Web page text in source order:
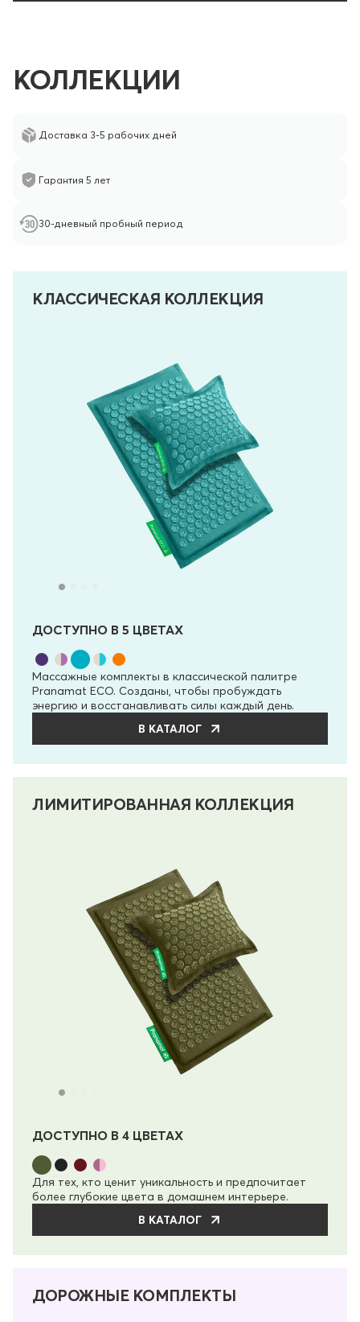
КОЛЛЕКЦИИ
Доставка 3-5 рабочих дней
Гарантия 5 лет
30-дневный пробный период
КЛАССИЧЕСКАЯ КОЛЛЕКЦИЯ
ДОСТУПНО В 5 ЦВЕТАХ
Массажные комплекты в классической палитре
Pranamat ECO. Созданы, чтобы пробуждать
энергию и восстанавливать силы каждый день.
В КАТАЛОГ
ЛИМИТИРОВАННАЯ КОЛЛЕКЦИЯ
ДОСТУПНО В 4 ЦВЕТАХ
Для тех, кто ценит уникальность и предпочитает
более глубокие цвета в домашнем интерьере.
В КАТАЛОГ
ДОРОЖНЫЕ КОМПЛЕКТЫ